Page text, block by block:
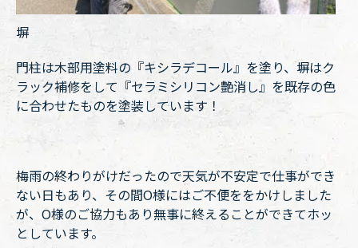
塀
門柱は木部用塗料の『キシラデコール』を塗り、塀はク
ラック補修をして『セラミシリコン艶消し』を既存の色
に合わせたものを塗装しています！
梅雨の終わりがけだったので天気が不安定で仕事ができ
ない日もあり、その間O様にはご不便ををかけしました
が、O様のご協力もあり無事に終えることができてホッ
としています。